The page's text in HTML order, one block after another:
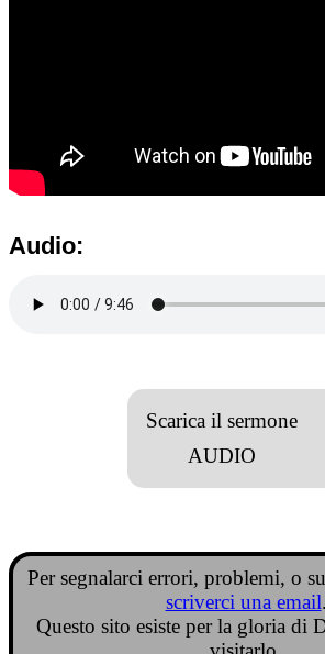
Audio:
Scarica il sermone
AUDIO
Per segnalarci errori, problemi, o
scriverci una email.
Questo sito esiste per la gloria di